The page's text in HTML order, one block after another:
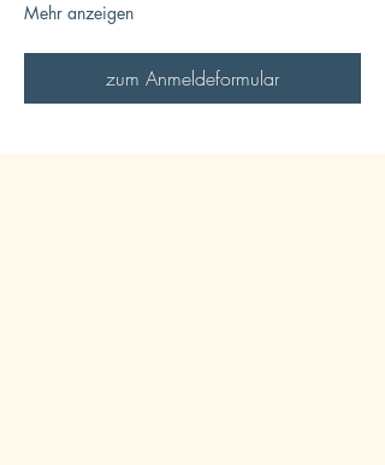
Mehr anzeigen
zum Anmeldeformular